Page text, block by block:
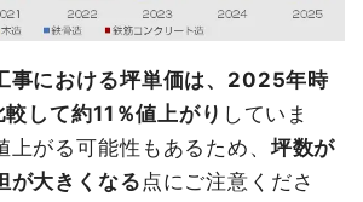
事における坪単価は、2025年時
して約11％値上がり していま
がる可能性もあるため、 坪数が
が大きくなる点にご注意くださ